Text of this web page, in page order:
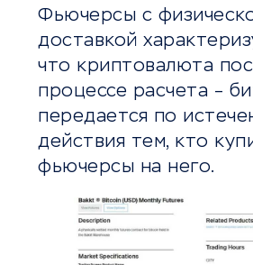
Фьючерсы с
доставкой
что криптовалюта
процессе расчета –
передается по
действия тем, кто
фьючерсы на него.